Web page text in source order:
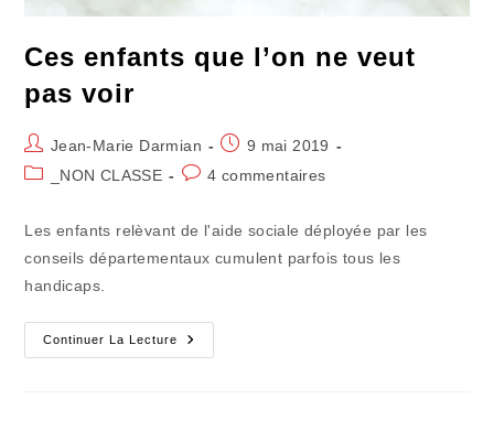
Ces enfants que l’on ne veut
pas voir
Auteur/autrice
de
Jean-Marie Darmian
Publication
9 mai 2019
Post
_NON CLASSE
Commentaires
4 commentaires
Les enfants relèvant de l'aide sociale déployée par les
conseils départementaux cumulent parfois tous les
handicaps.
Continuer La Lecture
Ces
Enfants